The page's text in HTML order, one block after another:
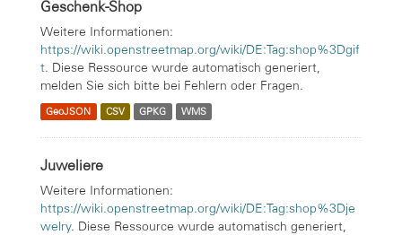
Geschenk-Shop
Weitere Informationen:
https://wiki.openstreetmap.org/wiki/DE:Tag:shop%3Dgif
t. Diese Ressource wurde automatisch generiert,
melden Sie sich bitte bei Fehlern oder Fragen.
GeoJSON CSV GPKG WMS
Juweliere
Weitere Informationen:
https://wiki.openstreetmap.org/wiki/DE:Tag:shop%3Dje
welry. Diese Ressource wurde automatisch generiert,